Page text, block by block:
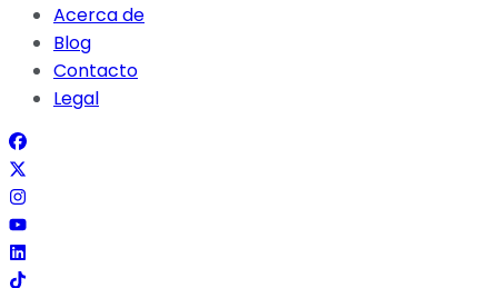
Acerca de
Blog
Contacto
Legal